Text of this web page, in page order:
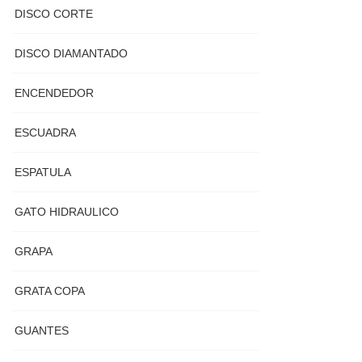
DISCO CORTE
DISCO DIAMANTADO
ENCENDEDOR
ESCUADRA
ESPATULA
GATO HIDRAULICO
GRAPA
GRATA COPA
GUANTES